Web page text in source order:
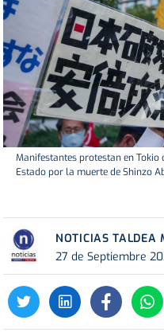
Manifestantes protestan en
Estado por la muerte de Shinzo
NOTICIAS TALDEA
27 de Septiembre